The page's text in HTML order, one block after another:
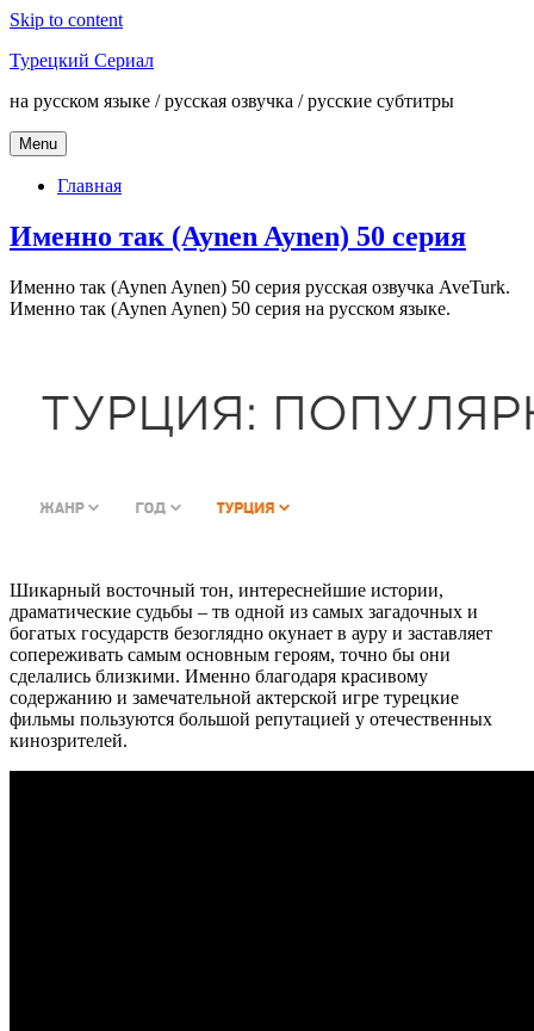
Skip to content
Турецкий Сериал
на русском языке / русская озвучка / русские субтитры
Menu
Главная
Именно так (Aynen Aynen) 50 серия
Именно так (Aynen Aynen) 50 серия русская озвучка AveTurk.
Именно так (Aynen Aynen) 50 серия на русском языке.
Шикарный восточный тон, интереснейшие истории,
драматические судьбы – тв одной из самых загадочных и
богатых государств безоглядно окунает в ауру и заставляет
сопереживать самым основным героям, точно бы они
сделались близкими. Именно благодаря красивому
содержанию и замечательной актерской игре турецкие
фильмы пользуются большой репутацией у отечественных
кинозрителей.